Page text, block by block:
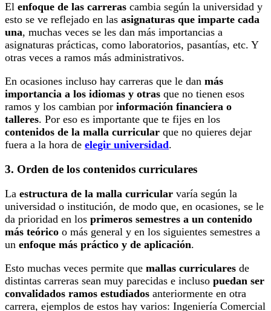
El enfoque de las carreras cambia según la universidad y
esto se ve reflejado en las asignaturas que imparte cada
una, muchas veces se les dan más importancias a
asignaturas prácticas, como laboratorios, pasantías, etc. Y
otras veces a ramos más administrativos.
En ocasiones incluso hay carreras que le dan más
importancia a los idiomas y otras que no tienen esos
ramos y los cambian por información financiera o
talleres. Por eso es importante que te fijes en los
contenidos de la malla curricular que no quieres dejar
fuera a la hora de elegir universidad.
3. Orden de los contenidos curriculares
La estructura de la malla curricular varía según la
universidad o institución, de modo que, en ocasiones, se le
da prioridad en los primeros semestres a un contenido
más teórico o más general y en los siguientes semestres a
un enfoque más práctico y de aplicación.
Esto muchas veces permite que mallas curriculares de
distintas carreras sean muy parecidas e incluso puedan ser
convalidados ramos estudiados anteriormente en otra
carrera, ejemplos de estos hay varios: Ingeniería Comercial